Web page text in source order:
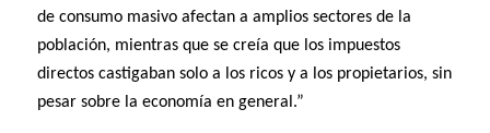
de consumo masivo afectan a amplios sectores de la
población, mientras que se creía que los impuestos
directos castigaban solo a los ricos y a los propietarios, sin
pesar sobre la economía en general.”